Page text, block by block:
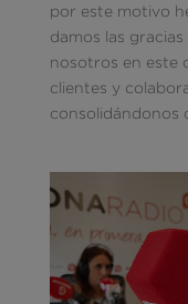
por este motivo
damos las
nosotros en este
clientes y
consolidándonos